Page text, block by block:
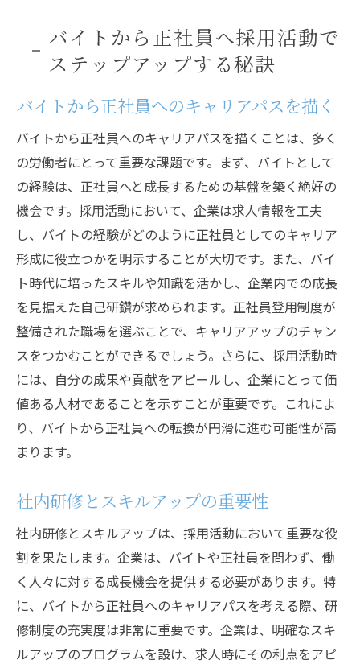
バイトから正社員へ採用活動で
ステップアップする秘訣
バイトから正社員へのキャリアパスを描く
バイトから正社員へのキャリアパスを描くことは、多く
の労働者にとって重要な課題です。まず、バイトとして
の経験は、正社員へと成長するための基盤を築く絶好の
機会です。採用活動において、企業は求人情報を工夫
し、バイトの経験がどのように正社員としてのキャリア
形成に役立つかを明示することが大切です。また、バイ
ト時代に培ったスキルや知識を活かし、企業内での成長
を見据えた自己研鑽が求められます。正社員登用制度が
整備された職場を選ぶことで、キャリアアップのチャン
スをつかむことができるでしょう。さらに、採用活動時
には、自分の成果や貢献をアピールし、企業にとって価
値ある人材であることを示すことが重要です。これによ
り、バイトから正社員への転換が円滑に進む可能性が高
まります。
社内研修とスキルアップの重要性
社内研修とスキルアップは、採用活動において重要な役
割を果たします。企業は、バイトや正社員を問わず、働
く人々に対する成長機会を提供する必要があります。特
に、バイトから正社員へのキャリアパスを考える際、研
修制度の充実度は非常に重要です。企業は、明確なスキ
ルアップのプログラムを設け、求人時にその利点をアピ